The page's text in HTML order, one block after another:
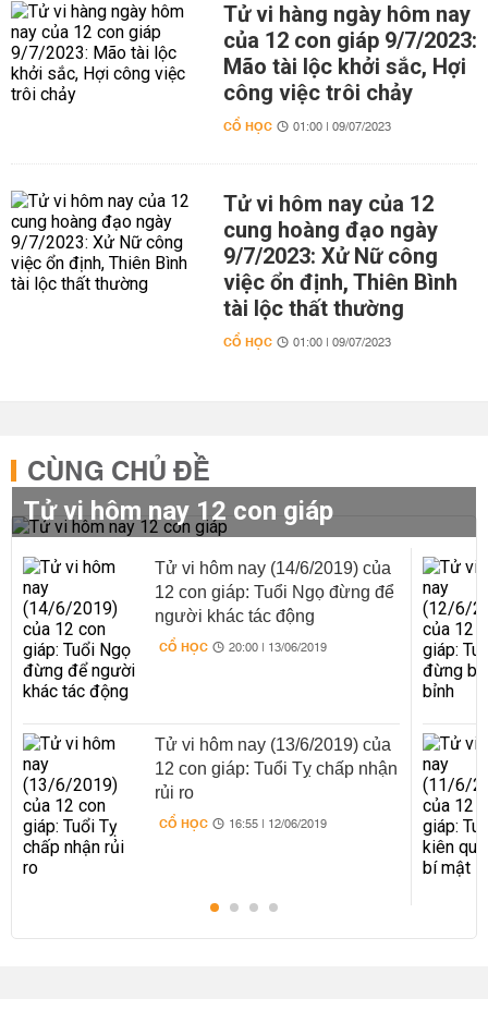
Tử vi hàng ngày hôm nay
của 12 con giáp 9/7/2023:
Mão tài lộc khởi sắc, Hợi
công việc trôi chảy
CỔ HỌC 01:00 | 09/07/2023
Tử vi hôm nay của 12
cung hoàng đạo ngày
9/7/2023: Xử Nữ công
việc ổn định, Thiên Bình
tài lộc thất thường
CỔ HỌC 01:00 | 09/07/2023
CÙNG CHỦ ĐỀ
Tử vi hôm nay 12 con giáp
Tử vi hôm nay (14/6/2019) của
12 con giáp: Tuổi Ngọ đừng để
người khác tác động
CỔ HỌC 20:00 | 13/06/2019
Tử vi hôm nay (13/6/2019) của
12 con giáp: Tuổi Tỵ chấp nhận
rủi ro
CỔ HỌC 16:55 | 12/06/2019